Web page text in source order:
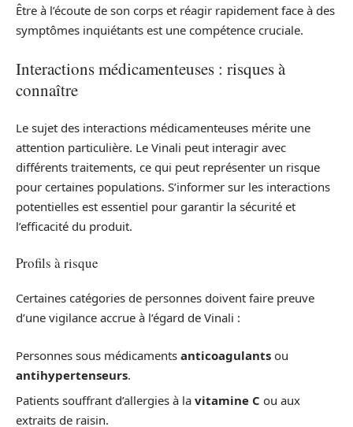
Être à l’écoute de son corps et réagir rapidement face à des
symptômes inquiétants est une compétence cruciale.
Interactions médicamenteuses : risques à
connaître
Le sujet des interactions médicamenteuses mérite une
attention particulière. Le Vinali peut interagir avec
différents traitements, ce qui peut représenter un risque
pour certaines populations. S’informer sur les interactions
potentielles est essentiel pour garantir la sécurité et
l’efficacité du produit.
Profils à risque
Certaines catégories de personnes doivent faire preuve
d’une vigilance accrue à l’égard de Vinali :
Personnes sous médicaments anticoagulants ou
antihypertenseurs.
Patients souffrant d’allergies à la vitamine C ou aux
extraits de raisin.